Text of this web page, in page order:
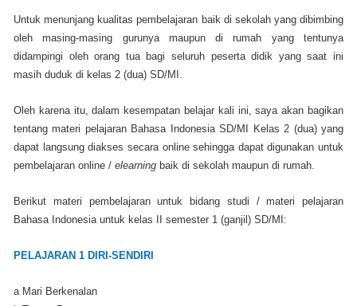
Untuk menunjang kualitas pembelajaran baik di sekolah yang dibimbing
oleh masing-masing gurunya maupun di rumah yang tentunya
didampingi oleh orang tua bagi seluruh peserta didik yang saat ini
masih duduk di kelas 2 (dua) SD/MI.
Oleh karena itu, dalam kesempatan belajar kali ini, saya akan bagikan
tentang materi pelajaran Bahasa Indonesia SD/MI Kelas 2 (dua) yang
dapat langsung diakses secara online sehingga dapat digunakan untuk
pembelajaran online / elearning baik di sekolah maupun di rumah.
Berikut materi pembelajaran untuk bidang studi / materi pelajaran
Bahasa Indonesia untuk kelas II semester 1 (ganjil) SD/MI:
PELAJARAN 1 DIRI-SENDIRI
a Mari Berkenalan